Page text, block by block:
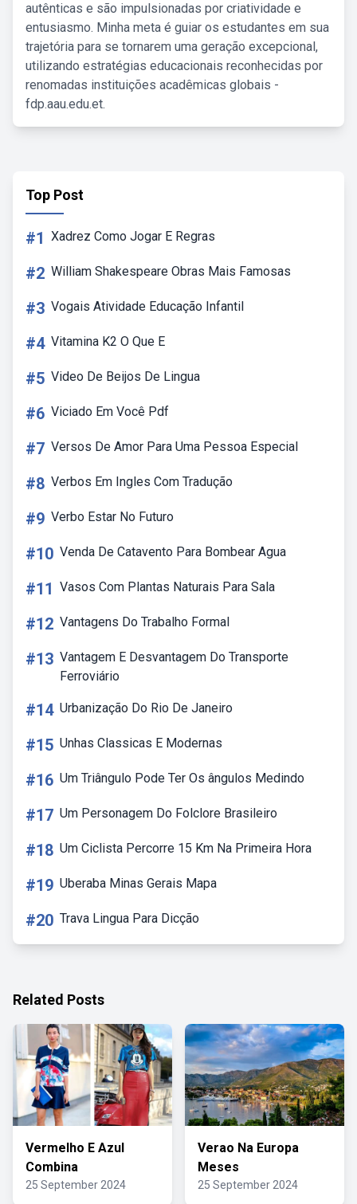
autênticas e são impulsionadas por criatividade e
entusiasmo. Minha meta é guiar os estudantes em sua
trajetória para se tornarem uma geração excepcional,
utilizando estratégias educacionais reconhecidas por
renomadas instituições acadêmicas globais -
fdp.aau.edu.et.
Top Post
#1 Xadrez Como Jogar E Regras
#2 William Shakespeare Obras Mais Famosas
#3 Vogais Atividade Educação Infantil
#4 Vitamina K2 O Que E
#5 Video De Beijos De Lingua
#6 Viciado Em Você Pdf
#7 Versos De Amor Para Uma Pessoa Especial
#8 Verbos Em Ingles Com Tradução
#9 Verbo Estar No Futuro
#10 Venda De Catavento Para Bombear Agua
#11 Vasos Com Plantas Naturais Para Sala
#12 Vantagens Do Trabalho Formal
#13 Vantagem E Desvantagem Do Transporte
Ferroviário
#14 Urbanização Do Rio De Janeiro
#15 Unhas Classicas E Modernas
#16 Um Triângulo Pode Ter Os ângulos Medindo
#17 Um Personagem Do Folclore Brasileiro
#18 Um Ciclista Percorre 15 Km Na Primeira Hora
#19 Uberaba Minas Gerais Mapa
#20 Trava Lingua Para Dicção
Related Posts
Vermelho E Azul
Combina
25 September 2024
Verao Na Europa
Meses
25 September 2024